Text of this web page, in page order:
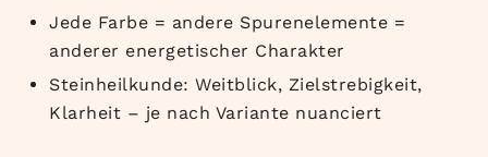
Jede Farbe = andere Spurenelemente =
anderer energetischer Charakter
Steinheilkunde: Weitblick, Zielstrebigkeit,
Klarheit – je nach Variante nuanciert